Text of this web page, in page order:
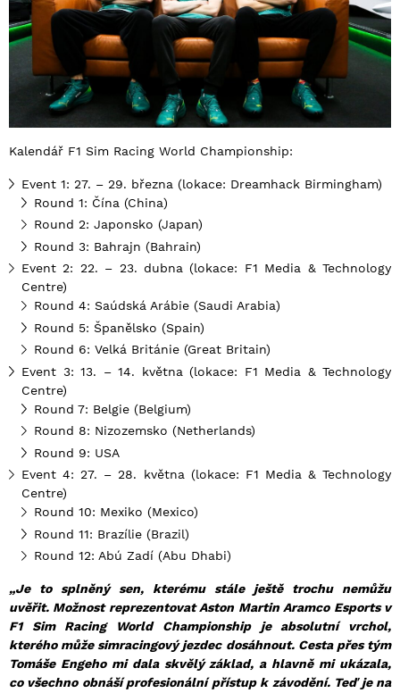
Kalendář F1 Sim Racing World Championship:
Event 1: 27. – 29. března (lokace: Dreamhack Birmingham)
Round 1: Čína (China)
Round 2: Japonsko (Japan)
Round 3: Bahrajn (Bahrain)
Event 2: 22. – 23. dubna (lokace: F1 Media & Technology
Centre)
Round 4: Saúdská Arábie (Saudi Arabia)
Round 5: Španělsko (Spain)
Round 6: Velká Británie (Great Britain)
Event 3: 13. – 14. května (lokace: F1 Media & Technology
Centre)
Round 7: Belgie (Belgium)
Round 8: Nizozemsko (Netherlands)
Round 9: USA
Event 4: 27. – 28. května (lokace: F1 Media & Technology
Centre)
Round 10: Mexiko (Mexico)
Round 11: Brazílie (Brazil)
Round 12: Abú Zadí (Abu Dhabi)
„Je to splněný sen, kterému stále ještě trochu nemůžu
uvěřit. Možnost reprezentovat Aston Martin Aramco Esports v
F1 Sim Racing World Championship je absolutní vrchol,
kterého může simracingový jezdec dosáhnout. Cesta přes tým
Tomáše Engeho mi dala skvělý základ, a hlavně mi ukázala,
co všechno obnáší profesionální přístup k závodění. Teď je na